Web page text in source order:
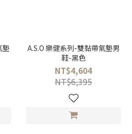
墊
A.S.O 樂健系列-雙黏帶氣墊男
鞋-黑色
NT$4,604
NT$6,395